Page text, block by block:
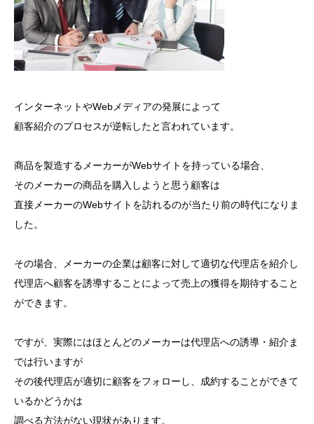
インターネットやWebメディアの発展によって
顧客紹介のプロセスが逆転したと言われています。
商品を製造するメーカーがWebサイトを持っている場合、
そのメーカーの商品を購入しようと思う顧客は
直接メーカーのWebサイトを訪れるのが当たり前の時代になりま
した。
その場合、メーカーの企業は顧客に対して適切な代理店を紹介し
代理店へ顧客を誘導することによって売上の獲得を期待すること
ができます。
ですが、実際にはほとんどのメーカーは代理店への誘導・紹介ま
では行いますが
その後代理店が適切に顧客をフォローし、成約することができて
いるかどうかは
調べる方法がない現状があります。